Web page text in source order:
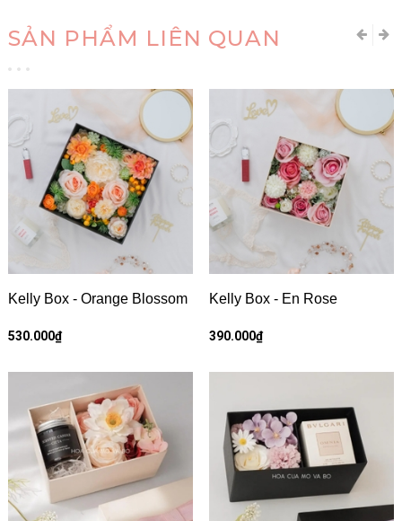
SẢN PHẨM LIÊN QUAN
Kelly Box - Orange Blossom
530.000₫
Kelly Box - En Rose
390.000₫